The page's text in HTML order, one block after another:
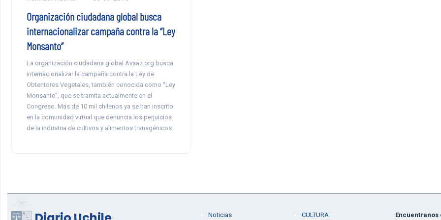
Organización ciudadana global busca
internacionalizar campaña contra la “Ley
Monsanto”
La organización ciudadana global Avaaz.org busca
internacionalizar la campaña contra la Ley de
Obtentores Vegetales, también conocida como “Ley
Monsanto”, que se tramita actualmente en el
Congreso. Más de 10 mil chilenos ya se han inscrito
en la comunidad virtual que denuncia los perjuicios
de la industria de cultivos y alimentos transgénicos.
Noticias CULTURA Encuentranos